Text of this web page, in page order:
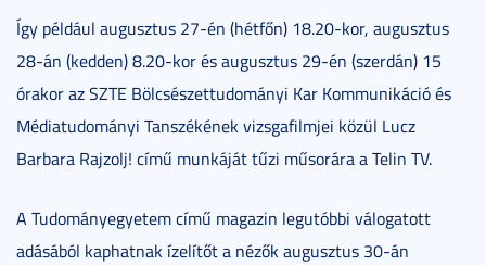
Így például augusztus 27-én (hétfőn) 18.20-kor, augusztus
28-án (kedden) 8.20-kor és augusztus 29-én (szerdán) 15
órakor az SZTE Bölcsészettudományi Kar Kommunikáció és
Médiatudományi Tanszékének vizsgafilmjei közül Lucz
Barbara Rajzolj! című munkáját tűzi műsorára a Telin TV.
A Tudományegyetem című magazin legutóbbi válogatott
adásából kaphatnak ízelítőt a nézők augusztus 30-án